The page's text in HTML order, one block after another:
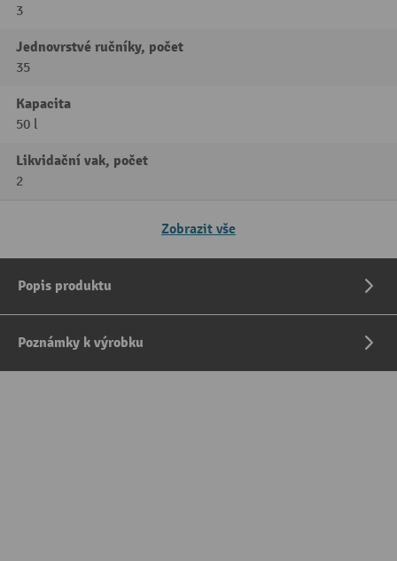
3
Jednovrstvé ručníky, počet
35
Kapacita
50 l
Likvidační vak, počet
2
Zobrazit vše
Popis produktu
Poznámky k výrobku